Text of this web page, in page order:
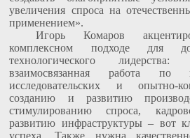
увеличения спроса на
применением».
Игорь Комаров
комплексном подходе для
технологического
взаимосвязанная работа по
исследовательских и опытно-
созданию и развитию
стимулированию спроса,
развитию инфраструктуры – вот
успеха. Также нужна